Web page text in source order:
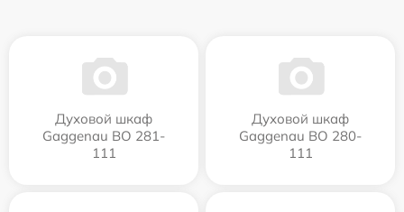
Духовой шкаф
Gaggenau BO 281-
111
Духовой шкаф
Gaggenau BO 280-
111